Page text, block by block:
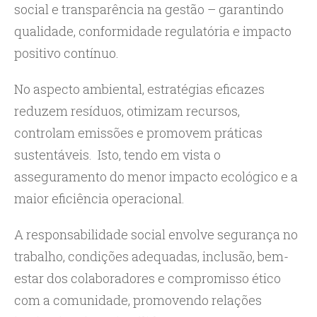
social e transparência na gestão – garantindo
qualidade, conformidade regulatória e impacto
positivo contínuo.
No aspecto ambiental, estratégias eficazes
reduzem resíduos, otimizam recursos,
controlam emissões e promovem práticas
sustentáveis. Isto, tendo em vista o
asseguramento do menor impacto ecológico e a
maior eficiência operacional.
A responsabilidade social envolve segurança no
trabalho, condições adequadas, inclusão, bem-
estar dos colaboradores e compromisso ético
com a comunidade, promovendo relações